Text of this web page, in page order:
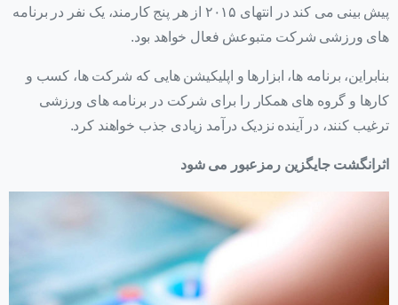
پیش بینی می کند در انتهای ۲۰۱۵ از هر پنج کارمند، یک نفر در برنامه
های ورزشی شرکت متبوعش فعال خواهد بود.
بنابراین، برنامه ها، ابزارها و اپلیکیشن هایی که شرکت ها، کسب و
کارها و گروه های همکار را برای شرکت در برنامه های ورزشی
ترغیب کنند، در آینده نزدیک درآمد زیادی جذب خواهند کرد.
اثرانگشت جایگزین رمزعبور می شود